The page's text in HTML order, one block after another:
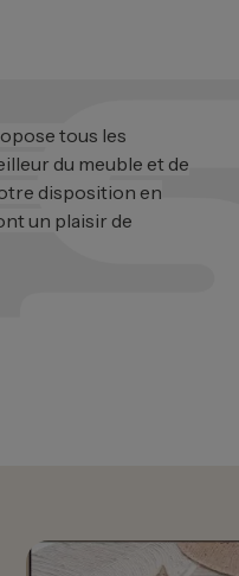
tous les
du meuble et de
disposition en
un plaisir de